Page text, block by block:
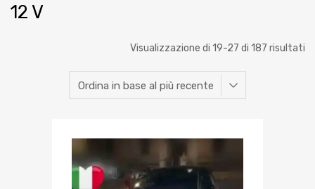
12 V
Visualizzazione di 19-27 di 187 risultati